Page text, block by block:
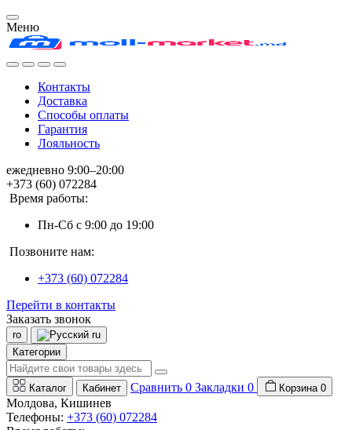
Меню
Контакты
Доставка
Способы оплаты
Гарантия
Лояльность
ежедневно 9:00–20:00
+373 (60) 072284
Время работы:
Пн-Сб с 9:00 до 19:00
Позвоните нам:
+373 (60) 072284
Перейти в контакты
Заказать звонок
ro
ru
Категории
Каталог Кабинет Сравнить 0 Закладки 0 Корзина 0
Молдова, Кишинев
Телефоны: +373 (60) 072284